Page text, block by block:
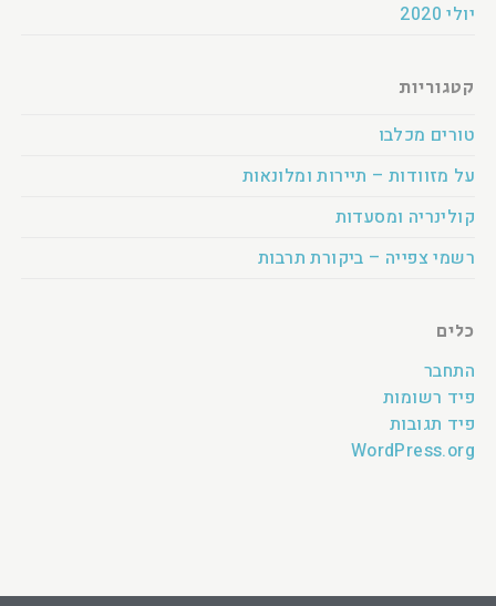
יולי 2020
קטגוריות
טורים מכלבו
על מזוודות – תיירות ומלונאות
קולינריה ומסעדות
רשמי צפייה – ביקורת תרבות
כלים
התחבר
פיד רשומות
פיד תגובות
WordPress.org